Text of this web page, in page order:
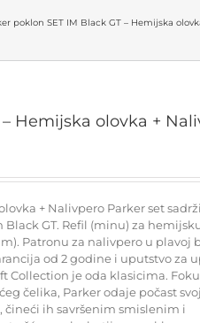
poklon SET IM Black GT – Hemijska
Hemijska olovka +
+ Nalivpero Parker set
GT. Refil (minu) za
Patronu za nalivpero u plavoj
od 2 godine i uputstvo za
Collection je oda klasicima.
čelika, Parker odaje počast
ih savršenim smislenim i